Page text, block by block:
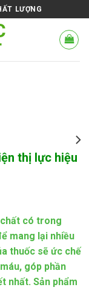
LƯỢNG
thị lực hiệu
có trong
mang lại nhiều
thuốc sẽ ức chế
góp phần
nhất. Sản phẩm